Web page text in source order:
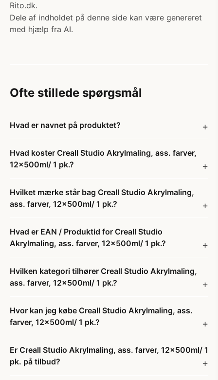
Rito.dk.
Dele af indholdet på denne side kan være genereret
med hjælp fra AI.
Ofte stillede spørgsmål
Hvad er navnet på produktet?
Hvad koster Creall Studio Akrylmaling, ass. farver,
12x500ml/ 1 pk.?
Hvilket mærke står bag Creall Studio Akrylmaling,
ass. farver, 12x500ml/ 1 pk.?
Hvad er EAN / Produktid for Creall Studio
Akrylmaling, ass. farver, 12x500ml/ 1 pk.?
Hvilken kategori tilhører Creall Studio Akrylmaling,
ass. farver, 12x500ml/ 1 pk.?
Hvor kan jeg købe Creall Studio Akrylmaling, ass.
farver, 12x500ml/ 1 pk.?
Er Creall Studio Akrylmaling, ass. farver, 12x500ml/ 1
pk. på tilbud?